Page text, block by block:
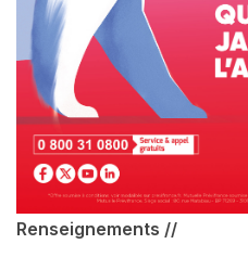
Renseignements //